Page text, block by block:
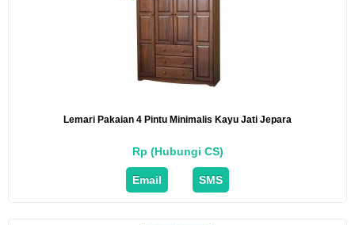
Lemari Pakaian 4 Pintu Minimalis Kayu Jati Jepara
Rp (Hubungi CS)
Email SMS